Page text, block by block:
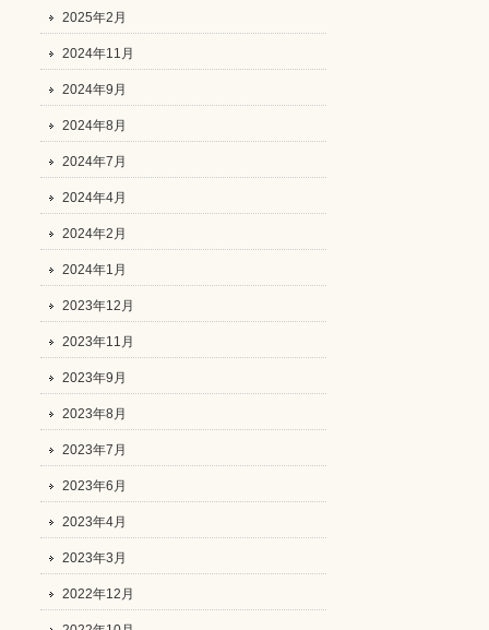
2025年2月
2024年11月
2024年9月
2024年8月
2024年7月
2024年4月
2024年2月
2024年1月
2023年12月
2023年11月
2023年9月
2023年8月
2023年7月
2023年6月
2023年4月
2023年3月
2022年12月